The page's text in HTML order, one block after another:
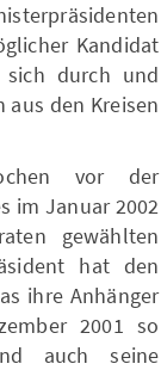
Kandidat
sich durch und
den Kreisen
vor der
im Januar 2002
gewählten
hat den
ihre Anhänger
2001 so
auch seine